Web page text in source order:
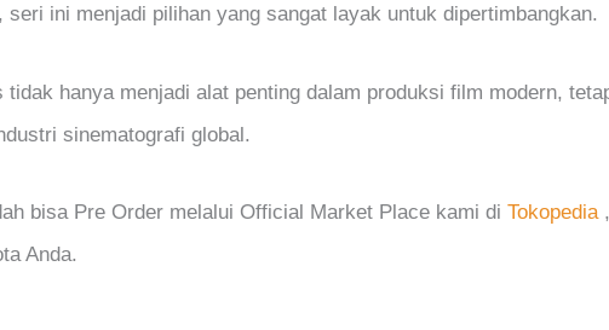
ini menjadi pilihan yang sangat layak untuk dipertimbangkan.
hanya menjadi alat penting dalam produksi film modern,
sinematografi global.
bisa Pre Order melalui Official Market Place kami di Tokopedia,
Anda.